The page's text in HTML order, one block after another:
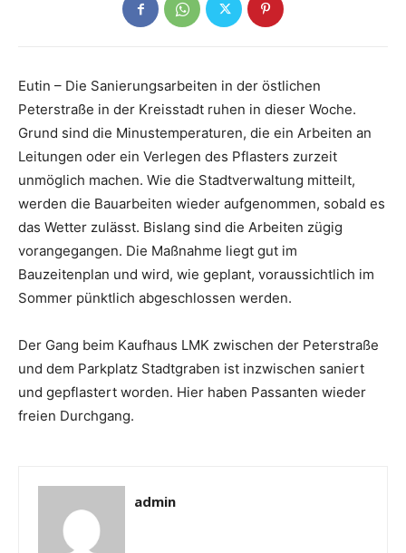
Eutin – Die Sanierungsarbeiten in der östlichen
Peterstraße in der Kreisstadt ruhen in dieser Woche.
Grund sind die Minustemperaturen, die ein Arbeiten an
Leitungen oder ein Verlegen des Pflasters zurzeit
unmöglich machen. Wie die Stadtverwaltung mitteilt,
werden die Bauarbeiten wieder aufgenommen, sobald es
das Wetter zulässt. Bislang sind die Arbeiten zügig
vorangegangen. Die Maßnahme liegt gut im
Bauzeitenplan und wird, wie geplant, voraussichtlich im
Sommer pünktlich abgeschlossen werden.
Der Gang beim Kaufhaus LMK zwischen der Peterstraße
und dem Parkplatz Stadtgraben ist inzwischen saniert
und gepflastert worden. Hier haben Passanten wieder
freien Durchgang.
admin